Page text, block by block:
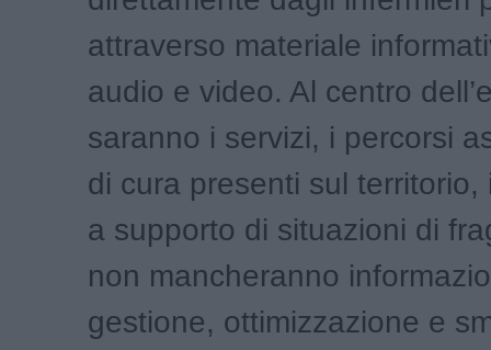
attraverso materiale
audio e video. Al centro
saranno i servizi, i percorsi
di cura presenti sul territorio,
a supporto di situazioni di
non mancheranno
gestione, ottimizzazione e